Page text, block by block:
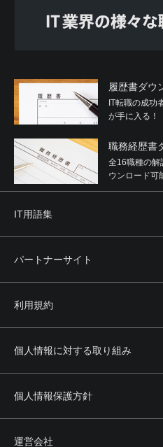
履歴書ダウ
IT転職の成功
が手に入る！
職務経歴書
全16職種の解
ウンロード可
IT用語集
パートナーサイト
利用規約
個人情報に対する取り組み
個人情報保護方針
運営会社